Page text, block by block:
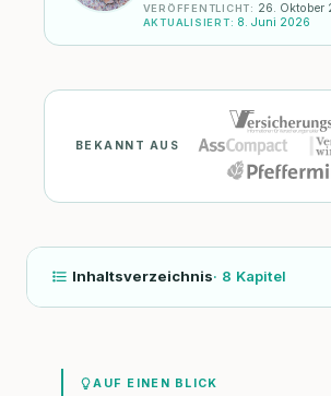
VERÖFFENTLICHT: 26. Oktober
AKTUALISIERT: 8. Juni 2026
BEKANNT AUS
Inhaltsverzeichnis· 8 Kapitel
AUF EINEN BLICK